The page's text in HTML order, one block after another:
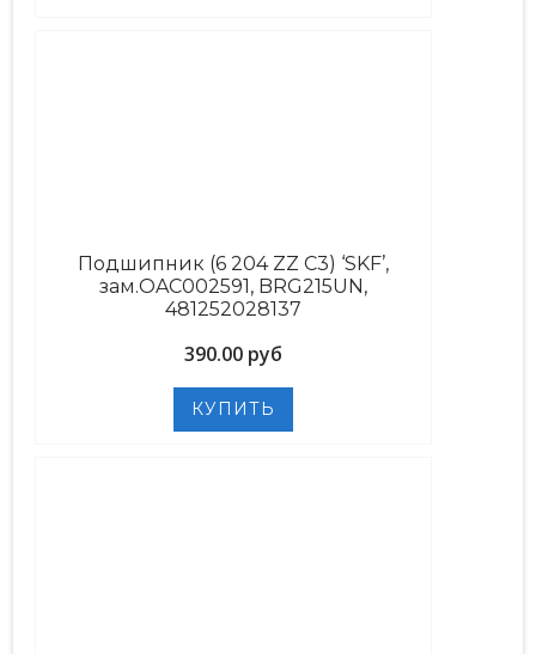
Подшипник (6 204 ZZ C3) ‘SKF’,
зам.OAC002591, BRG215UN,
481252028137
390.00 руб